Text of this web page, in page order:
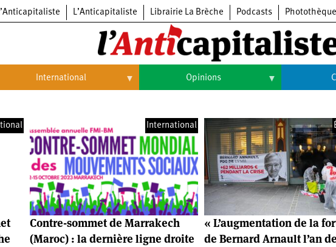
L’Anticapitaliste Librairie La Brèche Podcasts Photothèque
International
Brésil
Chine
États-
Continents
Opinions
Histoire Arts
Cinéma
Livres
International
Contre-sommet de Marrakech
(Maroc) : la dernière ligne droite
« L’augmentation de la
de Bernard Arnault l’an